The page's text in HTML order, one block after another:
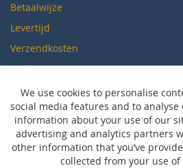
Betaalwijze
Levertijd
Verzendkosten
Ruilen & retourneren
Vragen
Veelgestelde vragen
Maattabel
We use cookies to personalise
social media features and to
information about your use of our
advertising and analytics partners
other information that you’ve
collected from your use